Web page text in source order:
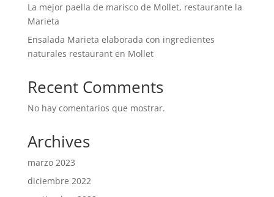
La mejor paella de marisco de Mollet, restaurante la
Marieta
Ensalada Marieta elaborada con ingredientes
naturales restaurant en Mollet
Recent Comments
No hay comentarios que mostrar.
Archives
marzo 2023
diciembre 2022